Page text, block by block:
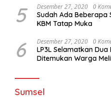
5 Desember 27, 2020 0
Sudah Ada Beberapa
KBM Tatap Muka
6 Desember 27, 2020 0
LP3L Selamatkan
Ditemukan Warga
Sumsel